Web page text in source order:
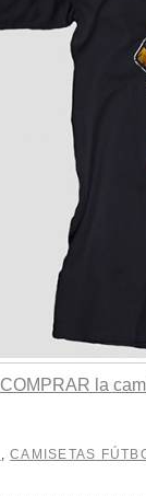
COMPRAR la
,CAMISETAS